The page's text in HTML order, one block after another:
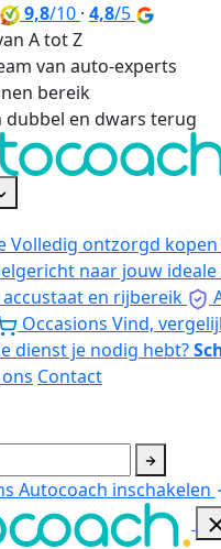
9,8/10 · 4,8/5
A tot Z
van auto-experts
bereik
dubbel en dwars terug
Volledig ontzorgd kopen
naar jouw
en rijbereik
Occasions Vind,
dienst je nodig hebt?
Contact
Autocoach inschakelen